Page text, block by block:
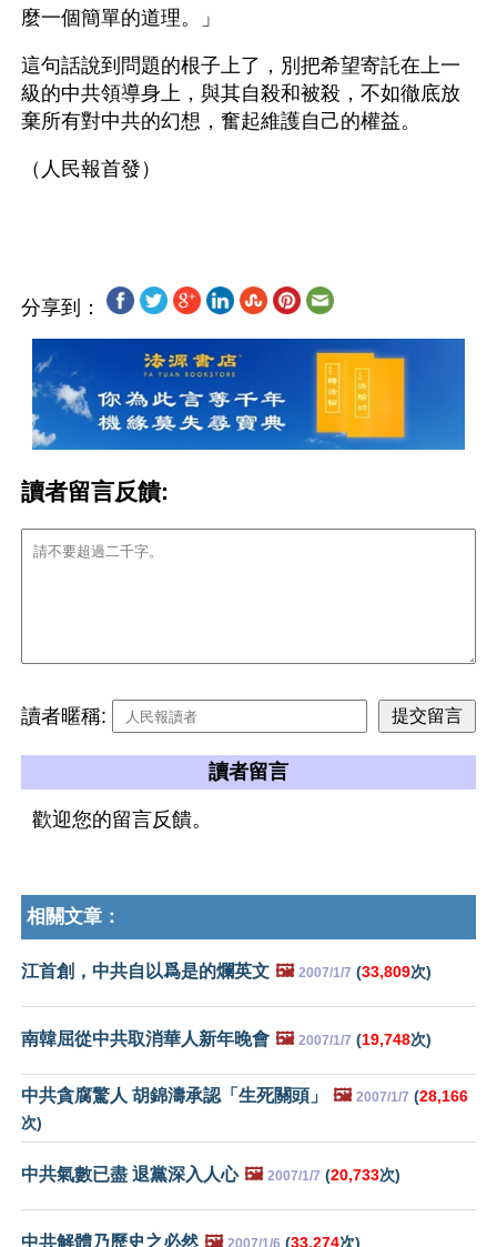
麼一個簡單的道理。」
這句話說到問題的根子上了，別把希望寄託在上一
級的中共領導身上，與其自殺和被殺，不如徹底放
棄所有對中共的幻想，奮起維護自己的權益。
（人民報首發）
分享到：
讀者留言反饋:
讀者暱稱:
讀者留言
歡迎您的留言反饋。
相關文章：
江首創，中共自以爲是的爛英文 🖼️ 2007/1/7 (33,809次)
南韓屈從中共取消華人新年晚會 🖼️ 2007/1/7 (19,748次)
中共貪腐驚人 胡錦濤承認「生死關頭」 🖼️ 2007/1/7 (28,166
次)
中共氣數已盡 退黨深入人心 🖼️ 2007/1/7 (20,733次)
中共解體乃歷史之必然 🖼️ 2007/1/6 (33,274次)